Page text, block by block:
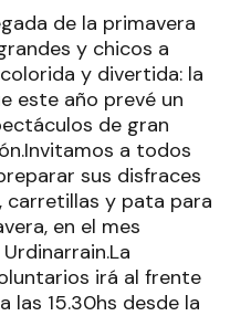
de la primavera
y chicos a
y divertida: la
este año prevé un
de gran
a todos
sus disfraces
carretillas y pata para
en el mes
irá al frente
las 15.30hs desde la